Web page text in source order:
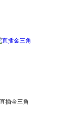
直插金三角